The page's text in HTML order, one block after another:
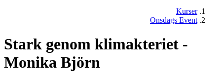
Kurser
Onsdags Event
Stark genom klimakteriet -
Monika Björn